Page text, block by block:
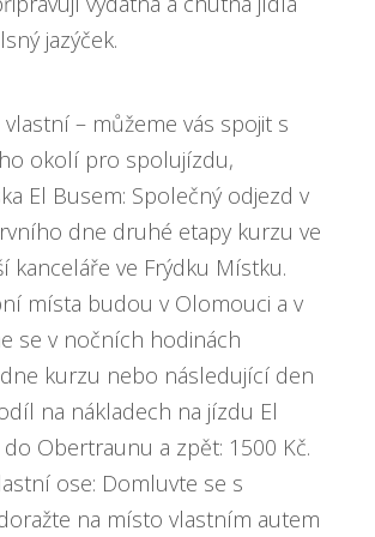
jazýček.
– můžeme vás spojit s
okolí pro spolujízdu,
El Busem: Společný odjezd v
dne druhé etapy kurzu ve
kanceláře ve Frýdku Místku.
místa budou v Olomouci a v
se v nočních hodinách
kurzu nebo následující den
na nákladech na jízdu El
do Obertraunu a zpět: 1500 Kč.
ose: Domluvte se s
na místo vlastním autem